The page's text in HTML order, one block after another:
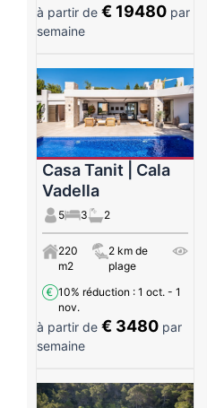
à partir de € 19480 par
semaine
Casa Tanit | Cala
Vadella
5 3 2
220
m2
2 km de
plage
10% réduction : 1 oct. - 1
nov.
à partir de € 3480 par
semaine